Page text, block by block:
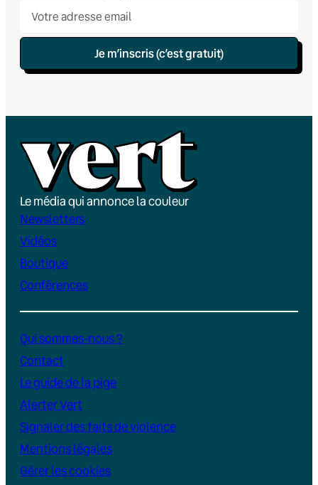
Je m’inscris (c’est gratuit)
Le média qui annonce la couleur
Newsletters
Vidéos
Boutique
Conférences
Qui sommes-nous ?
Contact
Le guide de la pige
Alerter Vert
Signaler des faits de violence
Mentions légales
Gérer les cookies